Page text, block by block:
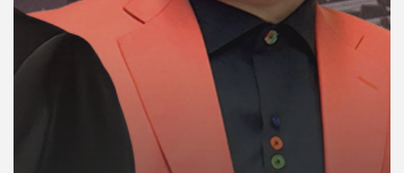
กิจกรรม